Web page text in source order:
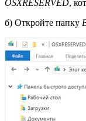
OSXRESERVED,
б) Откройте папку